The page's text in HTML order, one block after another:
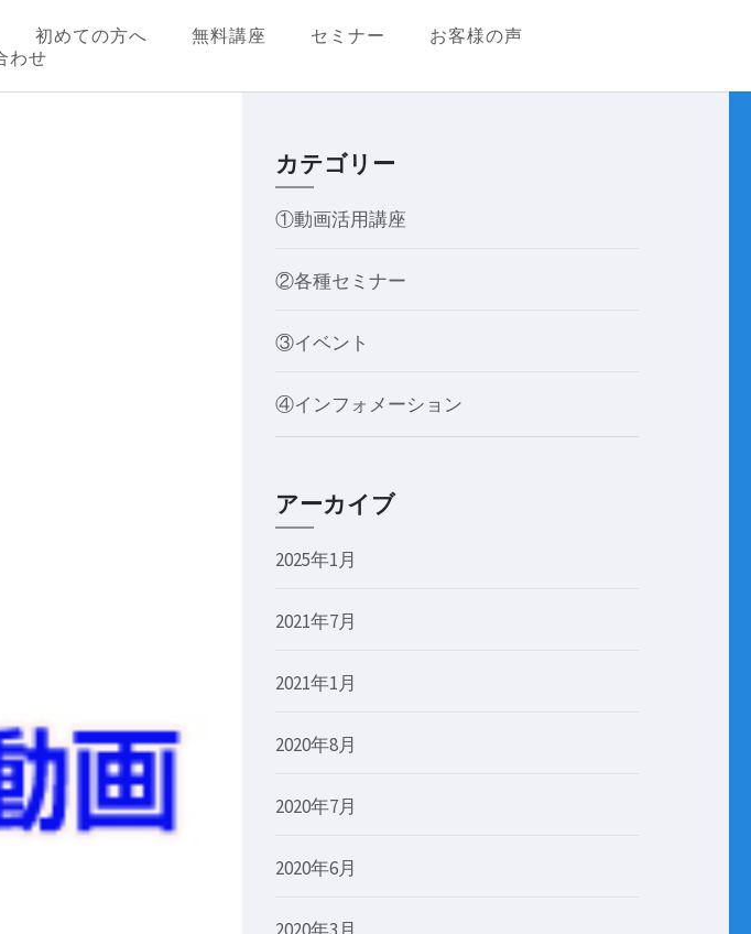
初めての方へ 無料講座 セミナー
お客様の声
わせ
カテゴリー
①動画活用講座
②各種セミナー
③イベント
④インフォメーション
アーカイブ
2025年1月
2021年7月
2021年1月
2020年8月
2020年7月
2020年6月